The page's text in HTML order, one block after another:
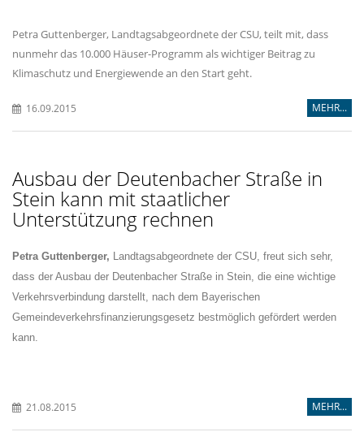
Petra Guttenberger, Landtagsabgeordnete der CSU, teilt mit, dass
nunmehr das 10.000 Häuser-Programm als wichtiger Beitrag zu
Klimaschutz und Energiewende an den Start geht.
16.09.2015 MEHR...
Ausbau der Deutenbacher Straße in
Stein kann mit staatlicher
Unterstützung rechnen
Petra Guttenberger, Landtagsabgeordnete der CSU, freut sich sehr,
dass der Ausbau der Deutenbacher Straße in Stein, die eine wichtige
Verkehrsverbindung darstellt, nach dem Bayerischen
Gemeindeverkehrsfinanzierungsgesetz bestmöglich gefördert werden
kann.
21.08.2015 MEHR...